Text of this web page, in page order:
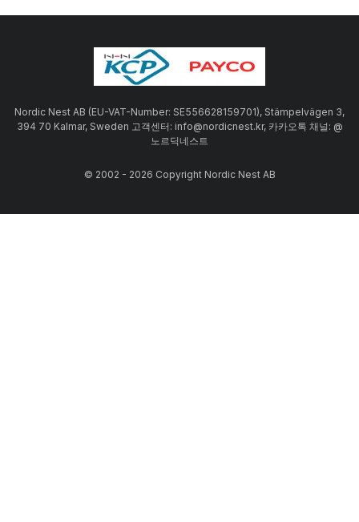
Nordic Nest AB (EU-VAT-Number: SE556628159701), Stämpelvägen 3,
394 70 Kalmar, Sweden 고객센터: info@nordicnest.kr, 카카오톡 채널: @
노르딕네스트
© 2002 - 2026 Copyright Nordic Nest AB